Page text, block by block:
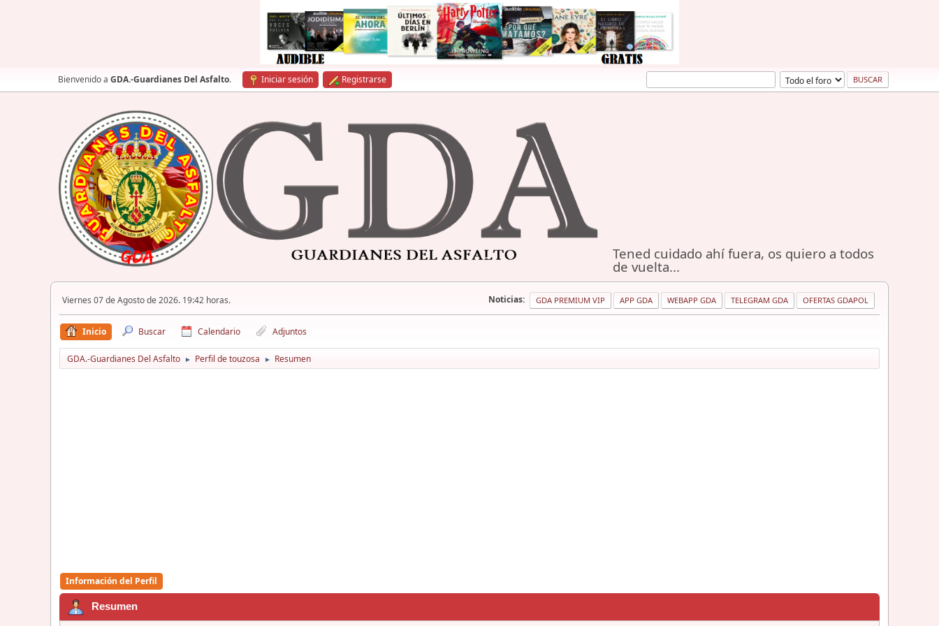
Bienvenido a GDA.-Guardianes Del Asfalto. Iniciar sesión Registrarse
Tened cuidado ahí fuera, os quiero a todos
de vuelta...
Viernes 07 de Agosto de 2026. 19:42 horas. Noticias: GDA PREMIUM VIP APP GDA WEBAPP GDA TELEGRAM GDA OFERTAS GDAPOL
Inicio Buscar Calendario Adjuntos
GDA.-Guardianes Del Asfalto ► Perfil de touzosa ► Resumen
Información del Perfil
Resumen